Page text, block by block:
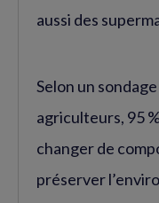
aussi des
Selon un
agriculteurs, 95
changer de
préserver